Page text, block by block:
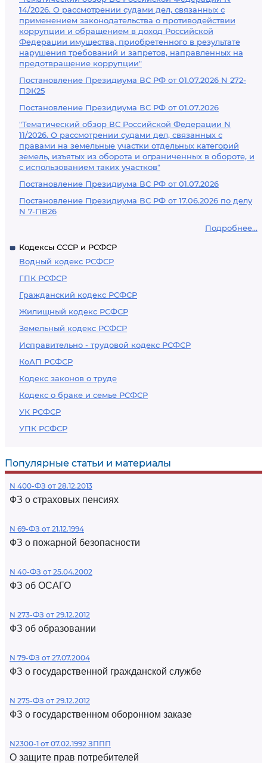
14/2026. О рассмотрении судами дел, связанных с
применением законодательства о противодействии
коррупции и обращением в доход Российской
Федерации имущества, приобретенного в результате
нарушения требований и запретов, направленных на
предотвращение коррупции"
Постановление Президиума ВС РФ от 01.07.2026 N 272-
ПЭК25
Постановление Президиума ВС РФ от 01.07.2026
"Тематический обзор ВС Российской Федерации N
11/2026. О рассмотрении судами дел, связанных с
правами на земельные участки отдельных категорий
земель, изъятых из оборота и ограниченных в обороте, и
с использованием таких участков"
Постановление Президиума ВС РФ от 01.07.2026
Постановление Президиума ВС РФ от 17.06.2026 по делу
N 7-ПВ26
Подробнее...
Кодексы СССР и РСФСР
Водный кодекс РСФСР
ГПК РСФСР
Гражданский кодекс РСФСР
Жилищный кодекс РСФСР
Земельный кодекс РСФСР
Исправительно - трудовой кодекс РСФСР
КоАП РСФСР
Кодекс законов о труде
Кодекс о браке и семье РСФСР
УК РСФСР
УПК РСФСР
Популярные статьи и материалы
N 400-ФЗ от 28.12.2013
ФЗ о страховых пенсиях
N 69-ФЗ от 21.12.1994
ФЗ о пожарной безопасности
N 40-ФЗ от 25.04.2002
ФЗ об ОСАГО
N 273-ФЗ от 29.12.2012
ФЗ об образовании
N 79-ФЗ от 27.07.2004
ФЗ о государственной гражданской службе
N 275-ФЗ от 29.12.2012
ФЗ о государственном оборонном заказе
N2300-1 от 07.02.1992 ЗППП
О защите прав потребителей